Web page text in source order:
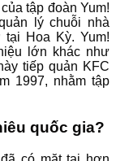
tập đoàn Yum!
lý chuỗi nhà
Hoa Kỳ. Yum!
lớn khác như
tiếp quản KFC
1997, nhằm tập
quốc gia?